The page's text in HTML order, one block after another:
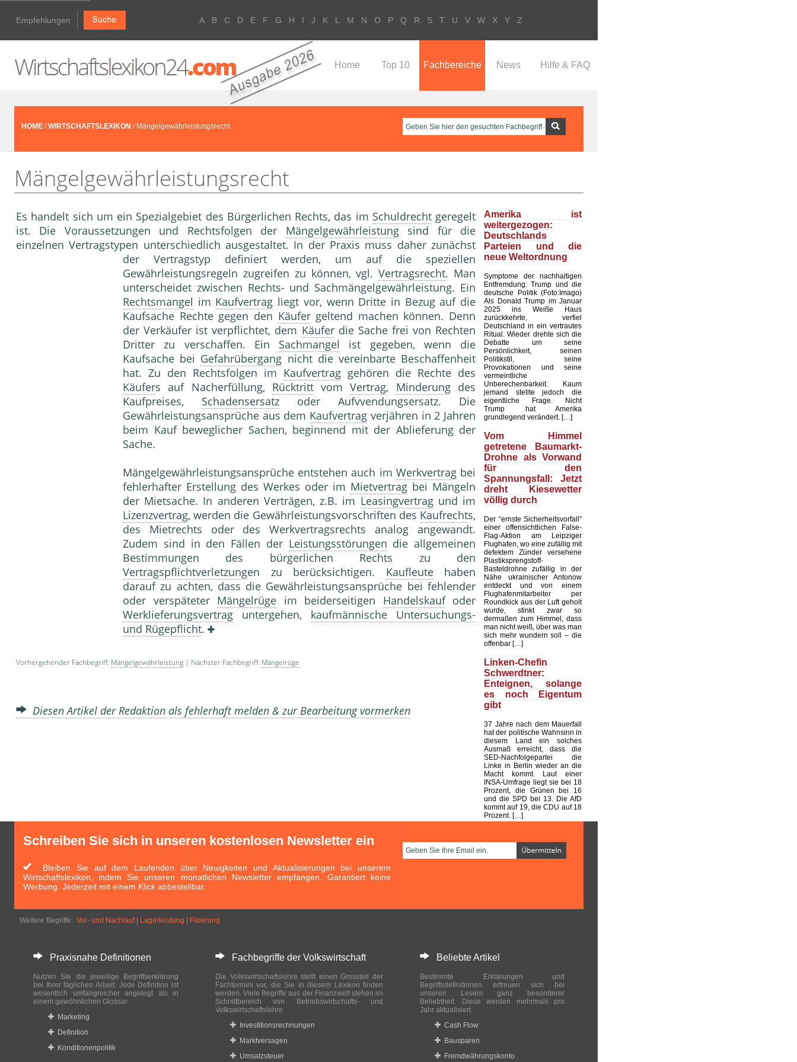
Empfehlungen A B C D E F G H I J K L M N O P Q R S T U V W X Y Z
Home Top 10 Fachbereiche News Hilfe & FAQ
HOME /WIRTSCHAFTSLEXIKON / Mängelgewährleistungsrecht
Mängelgewährleistungsrecht
Es handelt sich um ein Spezialgebiet des Bürgerlichen Rechts, das im Schuldrechtgeregelt
ist. Die Voraussetzungen und Rechtsfolgen der Mängelgewährleistungsind für die
einzelnen Vertragstypen unterschiedlich ausgestaltet. In der Praxis muss daher zunächst
der Vertragstyp definiert werden, um auf die speziellen
Gewährleistungsregeln zugreifen zu können, vgl.Vertragsrecht. Man
unterscheidet zwischen Rechts- und Sachmängelgewährleistung. Ein
Rechtsmangel im Kaufvertrag liegt vor, wenn Dritte in Bezug auf die
Kaufsache Rechte gegen den Käufergeltend machen können. Denn
der Verkäufer ist verpflichtet, dem Käuferdie Sache frei von Rechten
Dritter zu verschaffen. Ein Sachmangel ist gegeben, wenn die
Kaufsache bei Gefahrübergang nicht die vereinbarte Beschaffenheit
hat. Zu den Rechtsfolgen im Kaufvertrag gehören die Rechte des
Käufers auf Nacherfüllung, RücktrittvomVertrag, Minderungdes
Kaufpreises, Schadensersatz oder Aufvvendungsersatz. Die
Gewährleistungsansprüche aus dem Kaufvertrag verjähren in 2 Jahren
beim Kauf beweglicher Sachen, beginnend mit der Ablieferung der
Sache.
Mängelgewährleistungsansprüche entstehen auch im Werkvertragbei
fehlerhafter Erstellung des Werkes oder im Mietvertrag bei Mängeln
der Mietsache. In anderen Verträgen, z.B. im Leasingvertragund im
Lizenzvertrag, werden die Gewährleistungsvorschriften des Kaufrechts,
des Mietrechts oder des Werkvertragsrechts analog angewandt.
Zudem sind in den Fällen der Leistungsstörungen die allgemeinen
Bestimmungen des bürgerlichen Rechts zu den
Vertragspflichtverletzungen zu berücksichtigen. Kaufleutehaben
darauf zu achten, dass die Gewährleistungsansprüche bei fehlender
oder verspäteter Mängelrüge im beiderseitigen Handelskaufoder
Werklieferungsvertrag untergehen, kaufmännische Untersuchungs-
und Rügepflicht.
Vorhergehender Fachbegriff: Mängelgewährleistung | Nächster Fachbegriff: Mängelrüge
Diesen Artikel der Redaktion als fehlerhaft melden & zur Bearbeitung vormerken
Amerika ist
weitergezogen:
Deutschlands
Parteien und die
neue Weltordnung
Symptome der nachhaltigen
Entfremdung: Trump und die
deutsche Politik (Foto:Imago)
Als Donald Trump im Januar
2025 ins Weiße Haus
zurückkehrte, verfiel
Deutschland in ein vertrautes
Ritual. Wieder drehte sich die
Debatte um seine
Persönlichkeit, seinen
Politikstil, seine
Provokationen und seine
vermeintliche
Unberechenbarkeit. Kaum
jemand stellte jedoch die
eigentliche Frage. Nicht
Trump hat Amerika
grundlegend verändert. […]
Vom Himmel
getretene Baumarkt-
Drohne als Vorwand
für den
Spannungsfall: Jetzt
dreht Kiesewetter
völlig durch
Der “ernste Sicherheitsvorfall”
einer offensichtlichen False-
Flag-Aktion am Leipziger
Flughafen, wo eine zufällig mit
defektem Zünder versehene
Plastiksprengstoff-
Basteldrohne zufällig in der
Nähe ukrainischer Antonow
entdeckt und von einem
Flughafenmitarbeiter per
Roundkick aus der Luft geholt
wurde, stinkt zwar so
dermaßen zum Himmel, dass
man nicht weiß, über was man
sich mehr wundern soll – die
offenbar […]
Linken-Chefin
Schwerdtner:
Enteignen, solange
es noch Eigentum
gibt
37 Jahre nach dem Mauerfall
hat der politische Wahnsinn in
diesem Land ein solches
Ausmaß erreicht, dass die
SED-Nachfolgepartei die
Linke in Berlin wieder an die
Macht kommt. Laut einer
INSA-Umfrage liegt sie bei 18
Prozent, die Grünen bei 16
und die SPD bei 13. Die AfD
kommt auf 19, die CDU auf 18
Prozent. […]
Schreiben Sie sich in unseren kostenlosen Newsletter ein
Bleiben Sie auf dem Laufenden über Neuigkeiten und Aktualisierungen bei unserem
Wirtschaftslexikon, indem Sie unseren monatlichen Newsletter empfangen. Garantiert keine
Werbung. Jederzeit mit einem Klick abbestellbar.
Weitere Begriffe : Vor- und Nachlauf| Lagerleistung Fixierung
Praxisnahe Definitionen
Nutzen Sie die jeweilige Begriffserklärung
bei Ihrer täglichen Arbeit. Jede Definition ist
wesentlich umfangreicher angelegt als in
einem gewöhnlichen Glossar.
Marketing
Definition
Konditionenpolitik
Fachbegriffe der Volkswirtschaft
Die Volkswirtschaftslehre stellt einen Grossteil der
Fachtermini vor, die Sie in diesem Lexikon finden
werden. Viele Begriffe aus der Finanzwelt stehen im
Schnittbereich von Betriebswirtschafts- und
Volkswirtschaftslehre.
Investitionsrechnungen
Marktversagen
Umsatzsteuer
Beliebte Artikel
Bestimmte Erklärungen und
Begriffsdefinitionen erfreuen sich bei
unseren Lesern ganz besonderer
Beliebtheit. Diese werden mehrmals pro
Jahr aktualisiert.
Cash Flow
Bausparen
Fremdwährungskonto